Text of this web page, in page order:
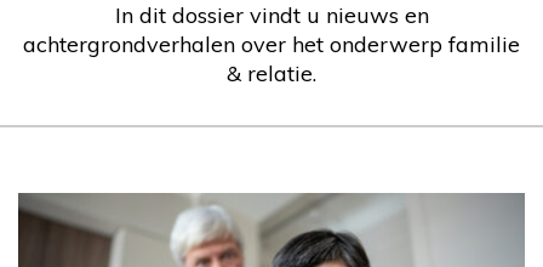
In dit dossier vindt u nieuws en
achtergrondverhalen over het onderwerp familie
& relatie.